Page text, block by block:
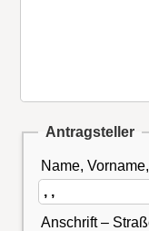
Antragsteller
Name,
Anschrift –